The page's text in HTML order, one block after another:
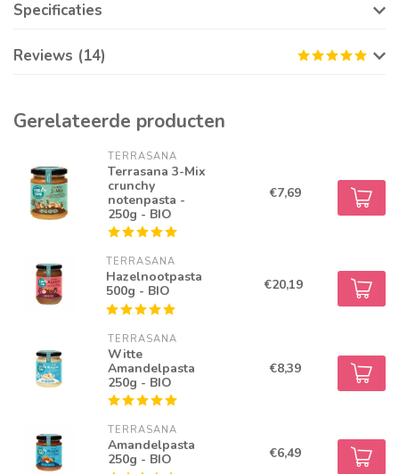
Specificaties
Reviews (14)
Gerelateerde producten
TERRASANA
Terrasana 3-Mix
crunchy
notenpasta -
250g - BIO
€7,69
TERRASANA
Hazelnootpasta
500g - BIO
€20,19
TERRASANA
Witte
Amandelpasta
250g - BIO
€8,39
TERRASANA
Amandelpasta
250g - BIO
€6,49